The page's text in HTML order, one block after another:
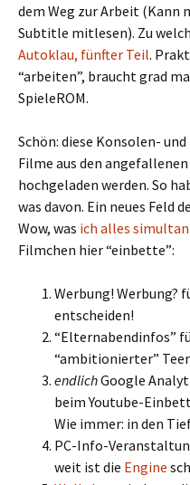
dem Weg zur Arbeit (Kann
Subtitle mitlesen). Zu
Autoklau, fünfter Teil.
“arbeiten”, braucht grad
SpieleROM.
Schön: diese Konsolen-
Filme aus den
hochgeladen werden. So
was davon. Ein neues Feld
Wow, was ich alles
Filmchen hier “einbette”:
Werbung! Werbung?
entscheiden!
“Elternabendinfos”
“ambitionierter”
endlichGoogle
beim Youtube-
Wie immer: in den
PC-Info-
weit ist die Engine